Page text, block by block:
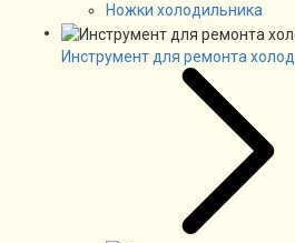
Ножки холодильника
Инструмент для ремонта